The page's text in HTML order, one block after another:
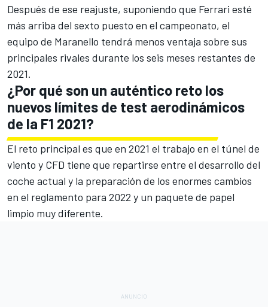
Después de ese reajuste, suponiendo que Ferrari esté
más arriba del sexto puesto en el campeonato, el
equipo de Maranello tendrá menos ventaja sobre sus
principales rivales durante los seis meses restantes de
2021.
¿Por qué son un auténtico reto los
nuevos límites de test aerodinámicos
de la F1 2021?
El reto principal es que en 2021 el trabajo en el túnel de
viento y CFD tiene que repartirse entre el desarrollo del
coche actual y la preparación de los enormes cambios
en el reglamento para 2022 y un paquete de papel
limpio muy diferente.